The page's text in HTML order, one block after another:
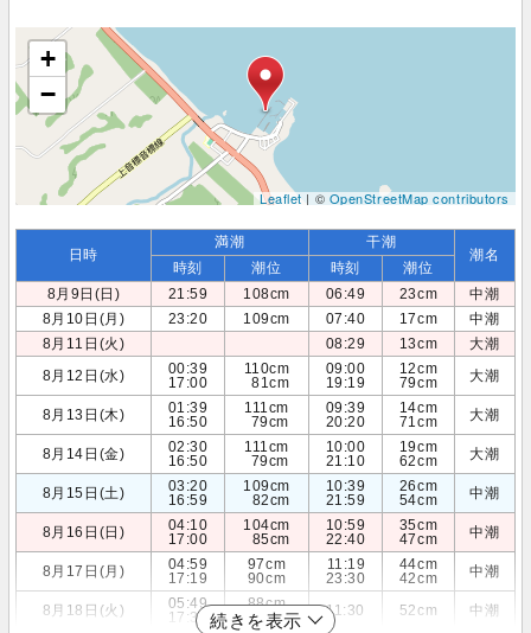
+
−
Leaflet| ©OpenStreetMap contributors
日時
満潮 干潮
潮名
時刻 潮位 時刻
潮位
8月9日(日)
21:59 108cm 06:49 23cm
中潮
8月10日(月)
23:20 109cm 07:40 17cm
中潮
8月11日(火)
08:29 13cm
大潮
8月12日(水)
00:39
17:00
110cm
81cm
09:00
19:19
12cm
79cm
大潮
8月13日(木)
01:39
16:50
111cm
79cm
09:39
20:20
14cm
71cm
大潮
8月14日(金)
02:30
16:50
111cm
79cm
10:00
21:10
19cm
62cm
大潮
8月15日(土)
03:20
16:59
109cm
82cm
10:39
21:59
26cm
54cm
中潮
8月16日(日)
04:10
17:00
104cm
85cm
10:59
22:40
35cm
47cm
中潮
8月17日(月)
04:59
17:19
97cm
90cm
11:19
23:30
44cm
42cm
中潮
8月18日(火)
05:49
17:39
88cm
95cm
11:30 52cm 中潮
続きを表示